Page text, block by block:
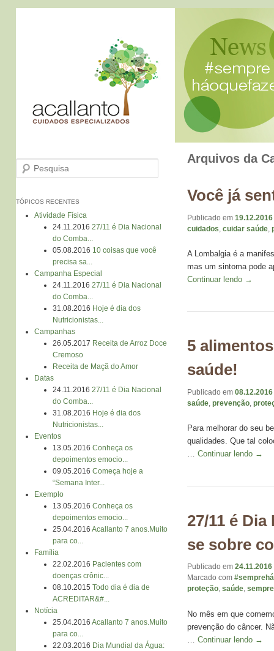
Pesquisa
TÓPICOS RECENTES
Atividade Física
24.11.2016 27/11 é Dia Nacional
do Comba...
05.08.2016 10 coisas que você
precisa sa...
Campanha Especial
24.11.2016 27/11 é Dia Nacional
do Comba...
31.08.2016 Hoje é dia dos
Nutricionistas...
Campanhas
26.05.2017 Receita de Arroz Doce
Cremoso
Receita de Maçã do Amor
Datas
24.11.2016 27/11 é Dia Nacional
do Comba...
31.08.2016 Hoje é dia dos
Nutricionistas...
Eventos
13.05.2016 Conheça os
depoimentos emocio...
09.05.2016 Começa hoje a
“Semana Inter...
Exemplo
13.05.2016 Conheça os
depoimentos emocio...
25.04.2016 Acallanto 7 anos.Muito
para co...
Família
22.02.2016 Pacientes com
doenças crônic...
08.10.2015 Todo dia é dia de
ACREDITAR&#...
Notícia
25.04.2016 Acallanto 7 anos.Muito
para co...
22.03.2016 Dia Mundial da Água:
Arquivos da
Você já
Publicado em 19.12.2016
cuidados cuidar saúde
A Lombalgia é a
mas um sintoma pode
Continuar lendo →
5
saúde!
Publicado em 08.12.2016
saúde, prevenção,
Para melhorar do seu
qualidades. Que tal
… Continuar lendo →
27/11 é
se sobre
Publicado em 24.11.2016
Marcado com
proteção, saúde, sempre
No mês em que
prevenção do câncer.
Continuar lendo →